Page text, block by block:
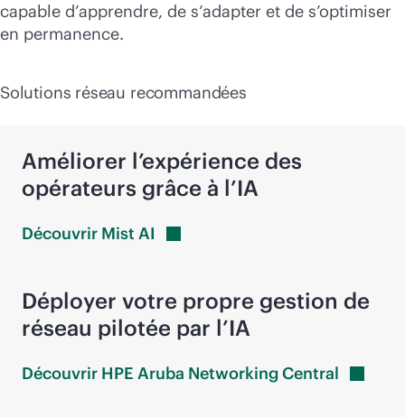
capable d’apprendre, de s’adapter et de s’optimiser
en permanence.
Solutions réseau recommandées
Améliorer l’expérience des
opérateurs grâce à l’IA
Découvrir Mist AI
Déployer votre propre gestion de
réseau pilotée par l’IA
Découvrir HPE Aruba NetworkingCentral